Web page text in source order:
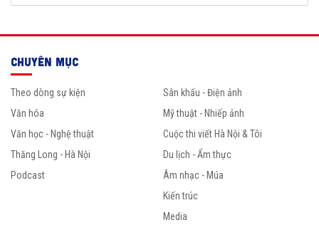
CHUYÊN MỤC
Theo dòng sự kiện
Văn hóa
Văn học - Nghệ thuật
Thăng Long - Hà Nội
Podcast
Sân khấu - Điện ảnh
Mỹ thuật - Nhiếp ảnh
Cuộc thi viết Hà Nội & Tôi
Du lịch - Ẩm thực
Âm nhạc - Múa
Kiến trúc
Media